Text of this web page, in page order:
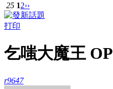
25 12››
打印
乞嗤大魔王 OP
r9647